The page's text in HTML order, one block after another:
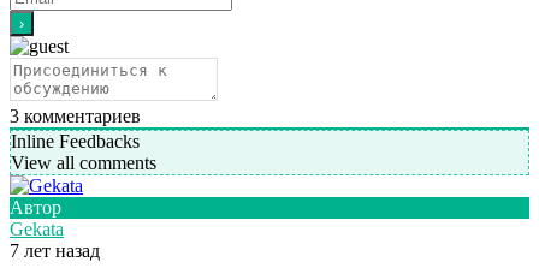
3 комментариев
Inline Feedbacks
View all comments
Автор
Gekata
7 лет назад